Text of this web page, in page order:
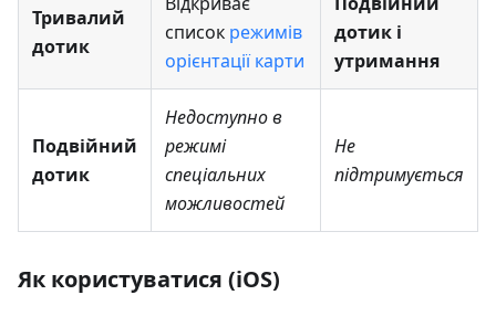
Тривалий
дотик
список режимів
орієнтації карти
дотик і
утримання
Подвійний
дотик
Недоступно в
режимі
спеціальних
можливостей
Не
підтримується
Як користуватися (iOS)